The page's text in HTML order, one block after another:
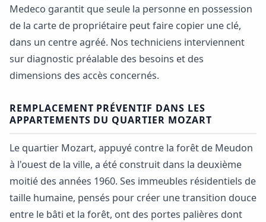
Medeco garantit que seule la personne en possession
de la carte de propriétaire peut faire copier une clé,
dans un centre agréé. Nos techniciens interviennent
sur diagnostic préalable des besoins et des
dimensions des accès concernés.
REMPLACEMENT PRÉVENTIF DANS LES
APPARTEMENTS DU QUARTIER MOZART
Le quartier Mozart, appuyé contre la forêt de Meudon
à l'ouest de la ville, a été construit dans la deuxième
moitié des années 1960. Ses immeubles résidentiels de
taille humaine, pensés pour créer une transition douce
entre le bâti et la forêt, ont des portes palières dont